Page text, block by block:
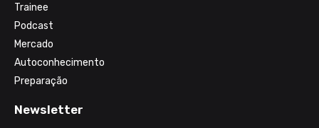
Trainee
Podcast
Mercado
Autoconhecimento
Preparação
Newsletter